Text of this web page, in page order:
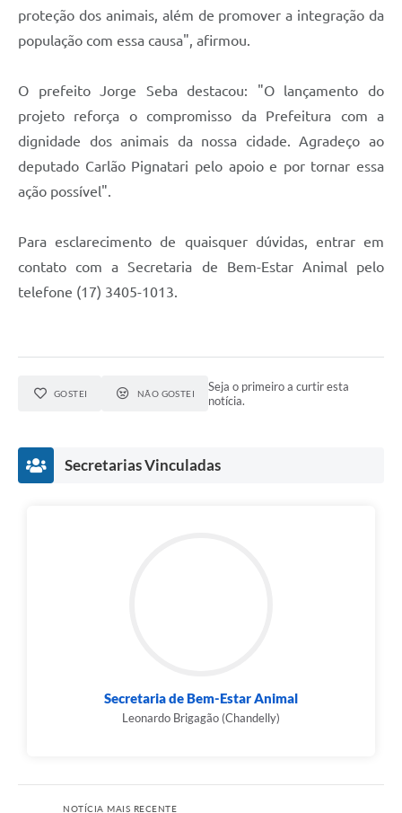
proteção dos animais, além de promover a integração da
população com essa causa", afirmou.
O prefeito Jorge Seba destacou: "O lançamento do
projeto reforça o compromisso da Prefeitura com a
dignidade dos animais da nossa cidade. Agradeço ao
deputado Carlão Pignatari pelo apoio e por tornar essa
ação possível".
Para esclarecimento de quaisquer dúvidas, entrar em
contato com a Secretaria de Bem-Estar Animal pelo
telefone (17) 3405-1013.
GOSTEI NÃO GOSTEI
Seja o primeiro a curtir esta
notícia.
Secretarias Vinculadas
Secretaria de Bem-Estar Animal
Leonardo Brigagão (Chandelly)
NOTÍCIA MAIS RECENTE